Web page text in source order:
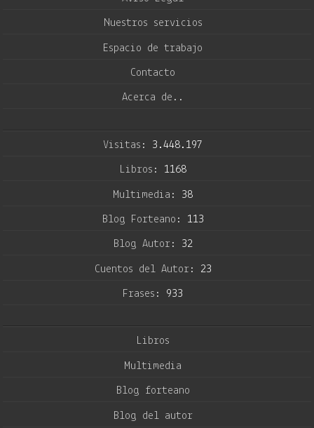
Nuestros servicios
Espacio de trabajo
Contacto
Acerca de..
Visitas: 3.448.197
Libros: 1168
Multimedia: 38
Blog Forteano: 113
Blog Autor: 32
Cuentos del Autor: 23
Frases: 933
Libros
Multimedia
Blog forteano
Blog del autor